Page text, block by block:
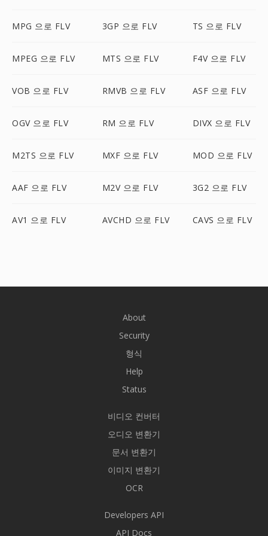
MPG 으로 FLV 3GP 으로 FLV TS 으로 FLV
MPEG 으로 FLV MTS 으로 FLV F4V 으로 FLV
VOB 으로 FLV RMVB 으로 FLV ASF 으로 FLV
OGV 으로 FLV RM 으로 FLV DIVX 으로 FLV
M2TS 으로 FLV MXF 으로 FLV MOD 으로 FLV
AAF 으로 FLV M2V 으로 FLV 3G2 으로 FLV
AV1 으로 FLV AVCHD 으로 FLV CAVS 으로 FLV
About
Security
형식
Help
Status
비디오 컨버터
오디오 변환기
문서 변환기
이미지 변환기
OCR
Developers API
API Docs